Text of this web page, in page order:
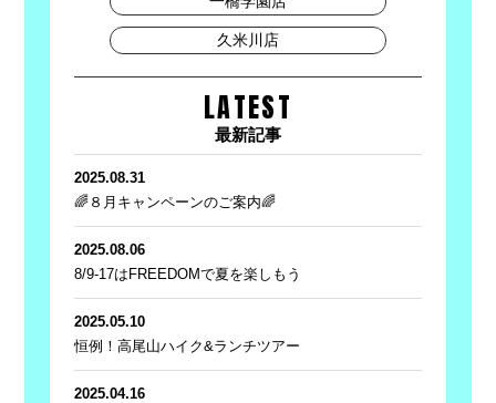
久米川店
LATEST
最新記事
2025.08.31
🌈８月キャンペーンのご案内🌈
2025.08.06
8/9-17はFREEDOMで夏を楽しもう
2025.05.10
恒例！高尾山ハイク&ランチツアー
2025.04.16